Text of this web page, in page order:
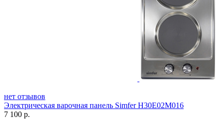
нет отзывов
Электрическая варочная панель Simfer H30E02M016
7 100 р.